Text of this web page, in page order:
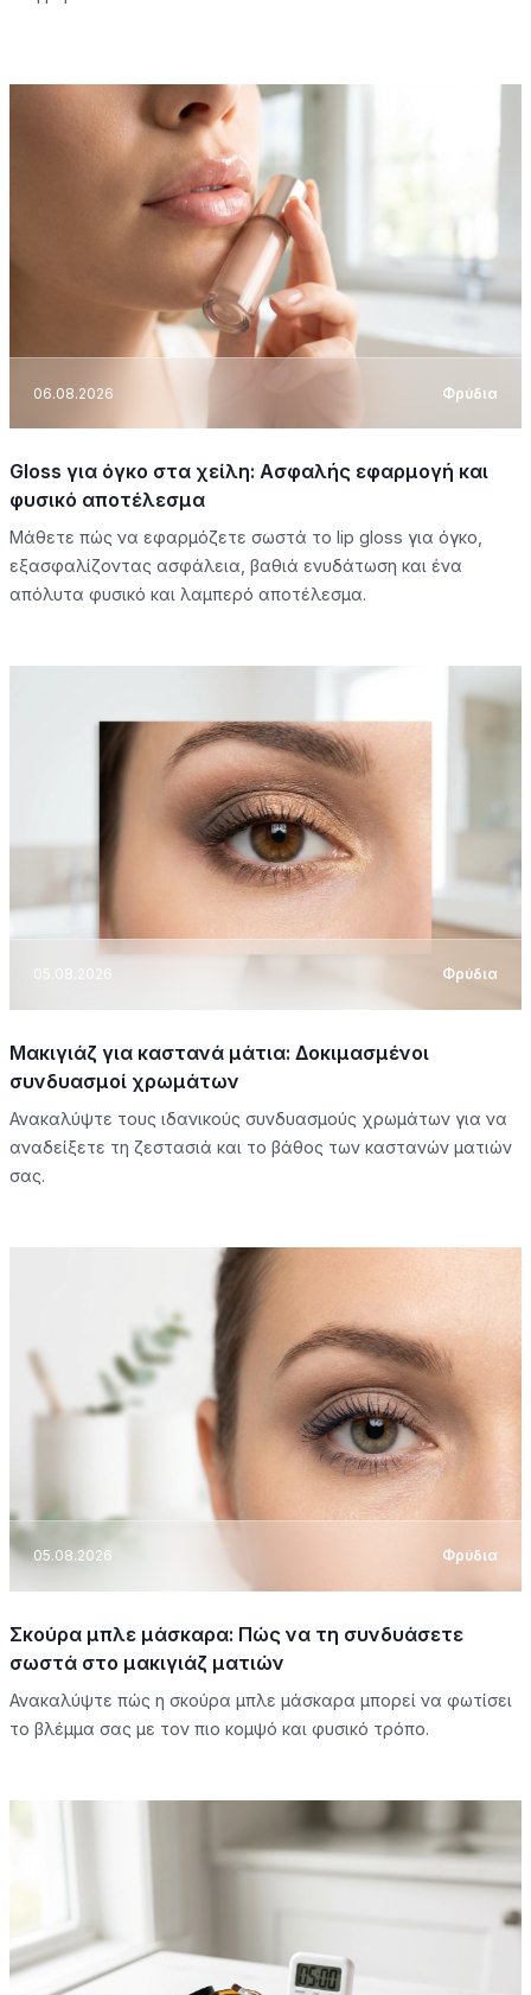
06.08.2026 Φρύδια
Gloss για όγκο στα χείλη: Ασφαλής εφαρμογή και
φυσικό αποτέλεσμα
Μάθετε πώς να εφαρμόζετε σωστά το lip gloss για όγκο,
εξασφαλίζοντας ασφάλεια, βαθιά ενυδάτωση και ένα
απόλυτα φυσικό και λαμπερό αποτέλεσμα.
05.08.2026 Φρύδια
Μακιγιάζ για καστανά μάτια: Δοκιμασμένοι
συνδυασμοί χρωμάτων
Ανακαλύψτε τους ιδανικούς συνδυασμούς χρωμάτων για να
αναδείξετε τη ζεστασιά και το βάθος των καστανών ματιών
σας.
05.08.2026 Φρύδια
Σκούρα μπλε μάσκαρα: Πώς να τη συνδυάσετε
σωστά στο μακιγιάζ ματιών
Ανακαλύψτε πώς η σκούρα μπλε μάσκαρα μπορεί να φωτίσει
το βλέμμα σας με τον πιο κομψό και φυσικό τρόπο.